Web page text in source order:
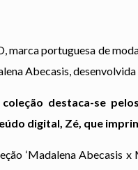
marca portuguesa de
Abecasis,
coleção destaca-se
digital, Zé, que
‘Madalena Abecasis